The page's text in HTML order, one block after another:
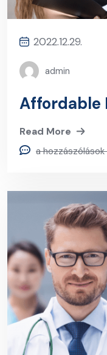
2022.12.29.
admin
Affordable
Read More
a